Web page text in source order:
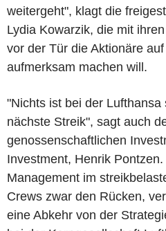
weitergeht", klagt die
Lydia Kowarzik, die mit
vor der Tür die Aktionäre
aufmerksam machen will.
"Nichts ist bei der Lufthansa
nächste Streik", sagt auch
genossenschaftlichen
Investment, Henrik
Management im
Crews zwar den Rücken,
eine Abkehr von der